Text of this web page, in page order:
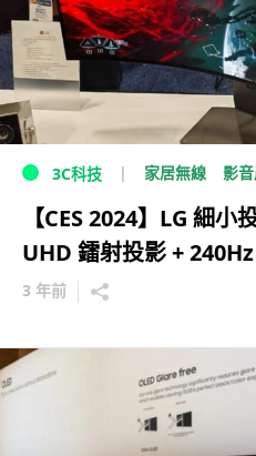
3C科技 家居無線 影
【CES 2024】LG 細
UHD 鐳射投影 +
3 年前